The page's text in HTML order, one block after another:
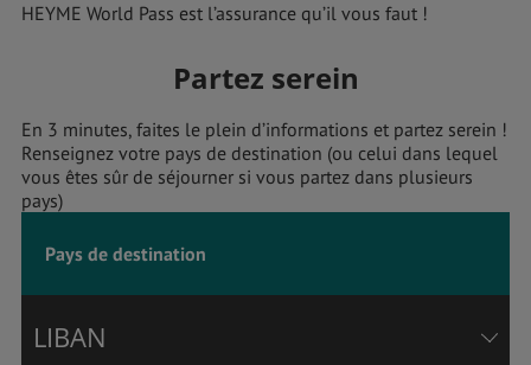
HEYME World Pass est l’assurance qu’il vous faut !
Partez serein
En 3 minutes, faites le plein d’informations et partez serein !
Renseignez votre pays de destination (ou celui dans lequel
vous êtes sûr de séjourner si vous partez dans plusieurs
pays)
Pays de destination
LIBAN